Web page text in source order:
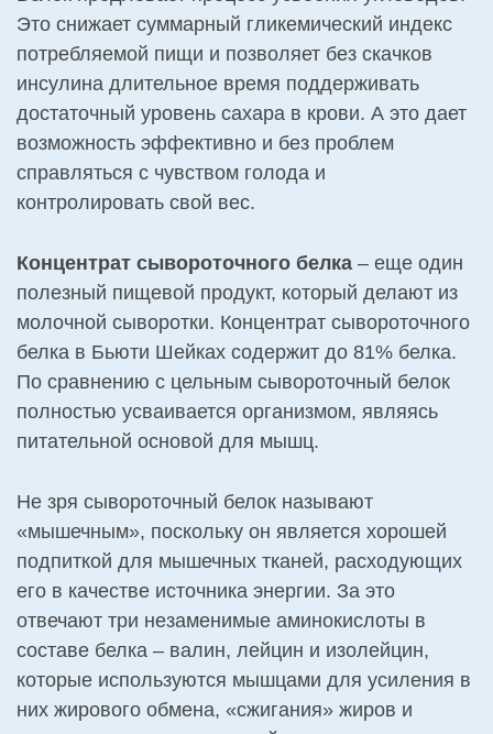
Это снижает суммарный гликемический индекс
потребляемой пищи и позволяет без скачков
инсулина длительное время поддерживать
достаточный уровень сахара в крови. А это дает
возможность эффективно и без проблем
справляться с чувством голода и
контролировать свой вес.
Концентрат сывороточного белка – еще один
полезный пищевой продукт, который делают из
молочной сыворотки. Концентрат сывороточного
белка в Бьюти Шейках содержит до 81% белка.
По сравнению с цельным сывороточный белок
полностью усваивается организмом, являясь
питательной основой для мышц.
Не зря сывороточный белок называют
«мышечным», поскольку он является хорошей
подпиткой для мышечных тканей, расходующих
его в качестве источника энергии. За это
отвечают три незаменимые аминокислоты в
составе белка – валин, лейцин и изолейцин,
которые используются мышцами для усиления в
них жирового обмена, «сжигания» жиров и